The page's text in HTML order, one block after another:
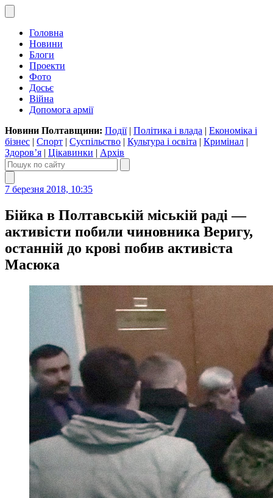
Головна
Новини
Блоги
Проекти
Фото
Досьє
Війна
Допомога армії
Новини Полтавщини: Події| Політика і влада | Економіка і
бізнес | Спорт | Суспільство | Культура і освіта | Кримінал |
Здоров’я | Цікавинки | Архів
7 березня 2018, 10:35
Бійка в Полтавській міській раді —
активісти побили чиновника Веригу,
останній до крові побив активіста
Масюка